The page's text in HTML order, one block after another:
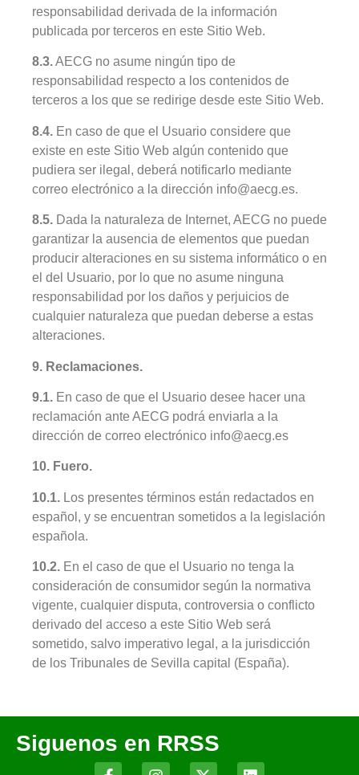
responsabilidad derivada de la información
publicada por terceros en este Sitio Web.
8.3.AECG no asume ningún tipo de
responsabilidad respecto a los contenidos de
terceros a los que se redirige desde este Sitio Web.
8.4. En caso de que el Usuario considere que
existe en este Sitio Web algún contenido que
pudiera ser ilegal, deberá notificarlo mediante
correo electrónico a la dirección info@aecg.es.
8.5. Dada la naturaleza de Internet, AECG no puede
garantizar la ausencia de elementos que puedan
producir alteraciones en su sistema informático o en
el del Usuario, por lo que no asume ninguna
responsabilidad por los daños y perjuicios de
cualquier naturaleza que puedan deberse a estas
alteraciones.
9. Reclamaciones.
9.1. En caso de que el Usuario desee hacer una
reclamación ante AECG podrá enviarla a la
dirección de correo electrónico info@aecg.es
10. Fuero.
10.1. Los presentes términos están redactados en
español, y se encuentran sometidos a la legislación
española.
10.2. En el caso de que el Usuario no tenga la
consideración de consumidor según la normativa
vigente, cualquier disputa, controversia o conflicto
derivado del acceso a este Sitio Web será
sometido, salvo imperativo legal, a la jurisdicción
de los Tribunales de Sevilla capital (España).
Siguenos en RRSS